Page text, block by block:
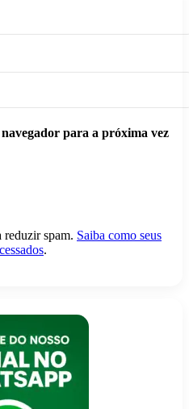
para a próxima vez
reduzir spam. Saiba como seus
.